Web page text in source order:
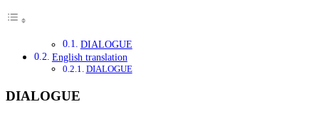
DIALOGUE
English translation
DIALOGUE
DIALOGUE